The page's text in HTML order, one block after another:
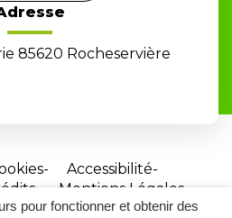
pour fonctionner et obtenir des
85620 Rocheservière
Accessibilité
Mentions Légales